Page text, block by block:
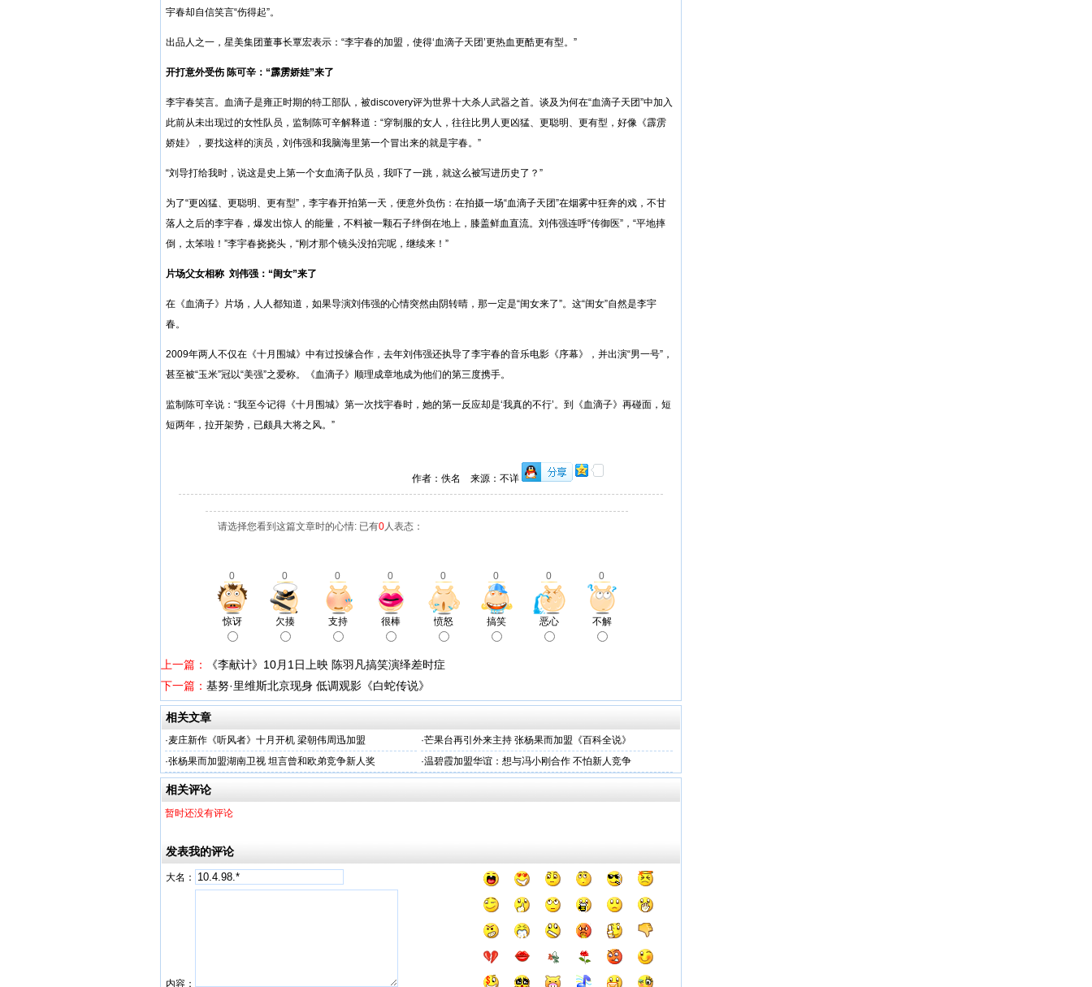
宇春却自信笑言“伤得起”。
出品人之一，星美集团董事长覃宏表示：“李宇春的加盟，使得‘血滴子天团’更热血更酷更有型。”
开打意外受伤 陈可辛：“霹雳娇娃”来了
李宇春笑言。血滴子是雍正时期的特工部队，被discovery评为世界十大杀人武器之首。谈及为何在“血滴子天团”中加入
此前从未出现过的女性队员，监制陈可辛解释道：“穿制服的女人，往往比男人更凶猛、更聪明、更有型，好像《霹雳
娇娃》，要找这样的演员，刘伟强和我脑海里第一个冒出来的就是宇春。”
“刘导打给我时，说这是史上第一个女血滴子队员，我吓了一跳，就这么被写进历史了？”
为了“更凶猛、更聪明、更有型”，李宇春开拍第一天，便意外负伤：在拍摄一场“血滴子天团”在烟雾中狂奔的戏，不甘
落人之后的李宇春，爆发出惊人 的能量，不料被一颗石子绊倒在地上，膝盖鲜血直流。刘伟强连呼“传御医”，“平地摔
倒，太笨啦！”李宇春挠挠头，“刚才那个镜头没拍完呢，继续来！”
片场父女相称 刘伟强：“闺女”来了
在《血滴子》片场，人人都知道，如果导演刘伟强的心情突然由阴转晴，那一定是“闺女来了”。这“闺女”自然是李宇
春。
2009年两人不仅在《十月围城》中有过投缘合作，去年刘伟强还执导了李宇春的音乐电影《序幕》，并出演“男一号”，
甚至被“玉米”冠以“美强”之爱称。《血滴子》顺理成章地成为他们的第三度携手。
监制陈可辛说：“我至今记得《十月围城》第一次找宇春时，她的第一反应却是‘我真的不行’。到《血滴子》再碰面，短
短两年，拉开架势，已颇具大将之风。”
作者：佚名 来源：不详
请选择您看到这篇文章时的心情: 已有0人表态：
0 0 0 0 0 0 0 0
惊讶 欠揍 支持 很棒 愤怒 搞笑 恶心 不解
上一篇：
《李献计》10月1日上映 陈羽凡搞笑演绎差时症
下一篇： 基努·里维斯北京现身 低调观影《白蛇传说》
相关文章
·麦庄新作《听风者》十月开机 梁朝伟周迅加盟 ·芒果台再引外来主持 张杨果而加盟《百科全说》
·张杨果而加盟湖南卫视 坦言曾和欧弟竞争新人奖 ·温碧霞加盟华谊：想与冯小刚合作 不怕新人竞争
相关评论
暂时还没有评论
发表我的评论
大名：
内容：